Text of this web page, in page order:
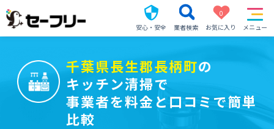
安心・安全 業者検索
0
お気に入り
メニュー
千葉県長生郡長柄町の
キッチン清掃で
事業者を料金と口コミで簡単
比較